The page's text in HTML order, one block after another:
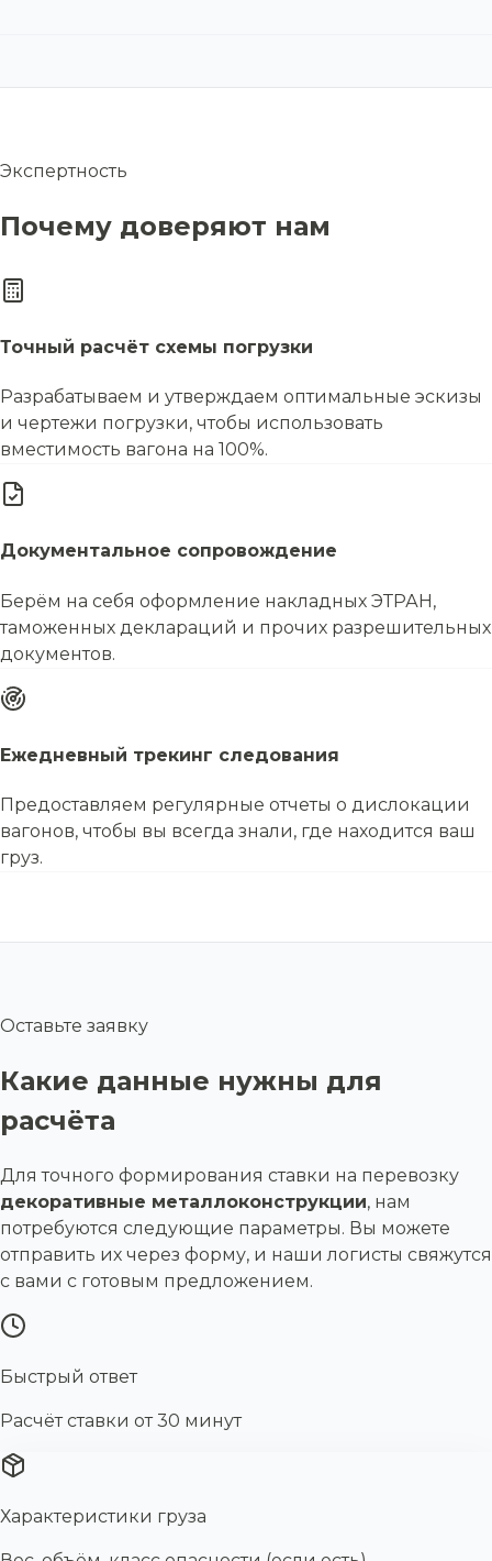
Экспертность
Почему доверяют нам
Точный расчёт схемы погрузки
Разрабатываем и утверждаем оптимальные эскизы
и чертежи погрузки, чтобы использовать
вместимость вагона на 100%.
Документальное сопровождение
Берём на себя оформление накладных ЭТРАН,
таможенных деклараций и прочих разрешительных
документов.
Ежедневный трекинг следования
Предоставляем регулярные отчеты о дислокации
вагонов, чтобы вы всегда знали, где находится ваш
груз.
Оставьте заявку
Какие данные нужны для
расчёта
Для точного формирования ставки на перевозку
декоративные металлоконструкции, нам
потребуются следующие параметры. Вы можете
отправить их через форму, и наши логисты свяжутся
с вами с готовым предложением.
Быстрый ответ
Расчёт ставки от 30 минут
Характеристики груза